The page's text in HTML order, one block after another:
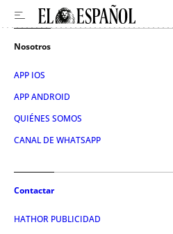
Nosotros
APP IOS
APP ANDROID
QUIÉNES SOMOS
CANAL DE WHATSAPP
Contactar
HATHOR PUBLICIDAD